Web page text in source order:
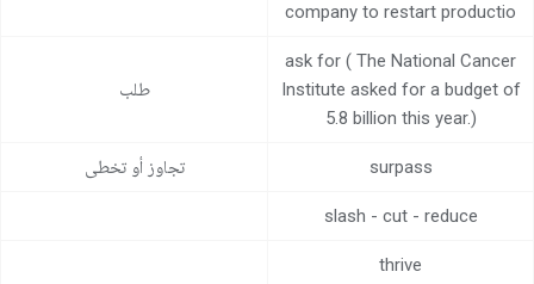
company to restart productio
ask for ( The National Cancer
Institute asked for a budget of
5.8 billion this year.)
طلب
surpass تجاوز أو تخطى
slash - cut - reduce
thrive